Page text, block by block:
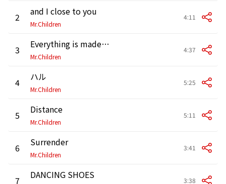
2 and I close to you
Mr.Children
4:11
3 Everything is made from a dream
Mr.Children
4:37
4 ハル
Mr.Children
5:25
5 Distance
Mr.Children
5:11
6 Surrender
Mr.Children
3:41
7 DANCING SHOES 3:38